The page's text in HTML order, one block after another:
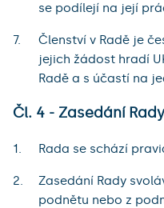
se podílejí na její
Členství v Radě je
jejich žádost hradí
Radě a s účastí na
Čl. 4 - Zasedání Rady
Rada se schází
Zasedání Rady
podnětu nebo z